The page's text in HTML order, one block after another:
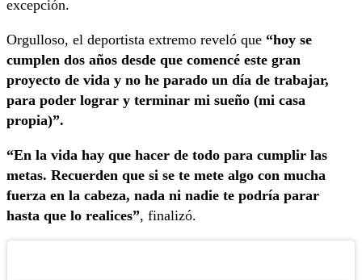
excepción.
Orgulloso, el deportista extremo reveló que “hoy se
cumplen dos años desde que comencé este gran
proyecto de vida y no he parado un día de trabajar,
para poder lograr y terminar mi sueño (mi casa
propia)”.
“En la vida hay que hacer de todo para cumplir las
metas. Recuerden que si se te mete algo con mucha
fuerza en la cabeza, nada ni nadie te podría parar
hasta que lo realices”, finalizó.